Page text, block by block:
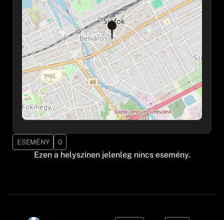
ESEMÉNY 0
Ezen a helyszínen jelenleg nincs esemény.